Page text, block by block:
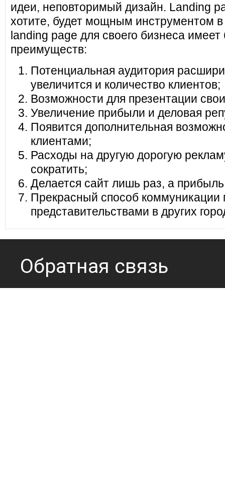
идеи, неповторимый дизайн. Landing
хотите, будет мощным инструментом
landing page для своего бизнеса
преимуществ:
Потенциальная аудитория
увеличится и количество клиентов;
Возможности для презентации
Увеличение прибыли и деловая
Появится дополнительная
клиентами;
Расходы на другую дорогую
сократить;
Делается сайт лишь раз, а
Прекрасный способ коммуникации
представительствами в других
Обратная связь